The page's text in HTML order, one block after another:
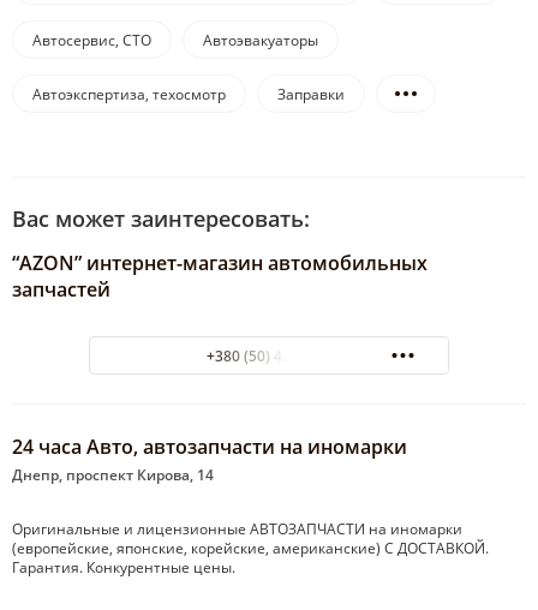
Автосервис, СТО Автоэвакуаторы
Автоэкспертиза, техосмотр Заправки
Вас может заинтересовать:
“AZON” интернет-магазин автомобильных
запчастей
+380 (50) 4232313
24 часа Авто, автозапчасти на иномарки
Днепр, проспект Кирова, 14
Оригинальные и лицензионные АВТОЗАПЧАСТИ на иномарки
(европейские, японские, корейские, американские) С ДОСТАВКОЙ.
Гарантия. Конкурентные цены.